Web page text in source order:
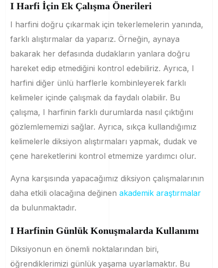
I Harfi İçin Ek Çalışma Önerileri
I harfini doğru çıkarmak için tekerlemelerin yanında,
farklı alıştırmalar da yaparız. Örneğin, aynaya
bakarak her defasında dudakların yanlara doğru
hareket edip etmediğini kontrol edebiliriz. Ayrıca, I
harfini diğer ünlü harflerle kombinleyerek farklı
kelimeler içinde çalışmak da faydalı olabilir. Bu
çalışma, I harfinin farklı durumlarda nasıl çıktığını
gözlemlememizi sağlar. Ayrıca, sıkça kullandığımız
kelimelerle diksiyon alıştırmaları yapmak, dudak ve
çene hareketlerini kontrol etmemize yardımcı olur.
Ayna karşısında yapacağımız diksiyon çalışmalarının
daha etkili olacağına değinenakademik araştırmalar
da bulunmaktadır.
I Harfinin Günlük Konuşmalarda Kullanımı
Diksiyonun en önemli noktalarından biri,
öğrendiklerimizi günlük yaşama uyarlamaktır. Bu